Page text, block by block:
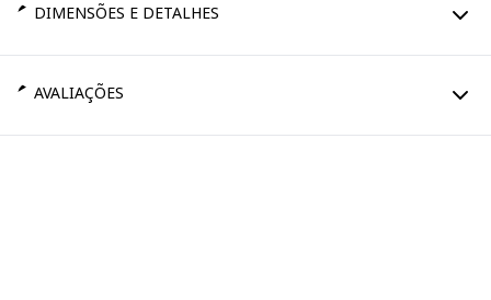
DIMENSÕES E DETALHES
AVALIAÇÕES